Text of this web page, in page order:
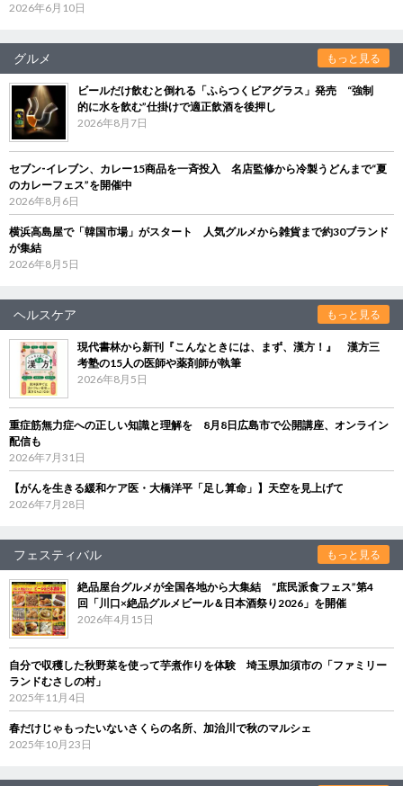
2026年6月10日
グルメ もっと見る
ビールだけ飲むと倒れる「ふらつくビアグラス」発売 “強制
的に水を飲む”仕掛けで適正飲酒を後押し
2026年8月7日
セブン‐イレブン、カレー15商品を一斉投入 名店監修から冷製うどんまで“夏
のカレーフェス”を開催中
2026年8月6日
横浜高島屋で「韓国市場」がスタート 人気グルメから雑貨まで約30ブランド
が集結
2026年8月5日
ヘルスケア もっと見る
現代書林から新刊『こんなときには、まず、漢方！』 漢方三
考塾の15人の医師や薬剤師が執筆
2026年8月5日
重症筋無力症への正しい知識と理解を 8月8日広島市で公開講座、オンライン
配信も
2026年7月31日
【がんを生きる緩和ケア医・大橋洋平「足し算命」】天空を見上げて
2026年7月28日
フェスティバル もっと見る
絶品屋台グルメが全国各地から大集結 “庶民派食フェス”第4
回「川口×絶品グルメビール＆日本酒祭り2026」を開催
2026年4月15日
自分で収穫した秋野菜を使って芋煮作りを体験 埼玉県加須市の「ファミリー
ランドむさしの村」
2025年11月4日
春だけじゃもったいないさくらの名所、加治川で秋のマルシェ
2025年10月23日